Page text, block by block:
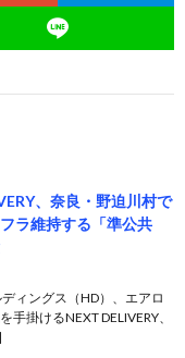
、奈良・野迫川村で
ラ維持する「準公共
ィングス（HD）、エアロ
掛けるNEXT DELIVERY、